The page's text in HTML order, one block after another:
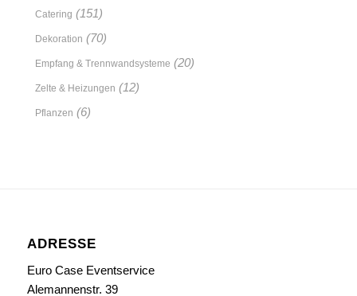
Catering (151)
Dekoration (70)
Empfang & Trennwandsysteme (20)
Zelte & Heizungen (12)
Pflanzen (6)
ADRESSE
Euro Case Eventservice
Alemannenstr. 39